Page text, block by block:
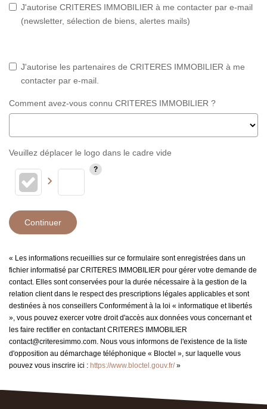
J'autorise CRITERES IMMOBILIER à me contacter par e-mail
(newsletter, sélection de biens, alertes mails)
J'autorise les partenaires de CRITERES IMMOBILIER à me
contacter par e-mail.
Comment avez-vous connu CRITERES IMMOBILIER ?
Veuillez déplacer le logo dans le cadre vide
Continuer
« Les informations recueillies sur ce formulaire sont enregistrées dans un
fichier informatisé par CRITERES IMMOBILIER pour gérer votre demande de
contact. Elles sont conservées pour la durée nécessaire à la gestion de la
relation client dans le respect des prescriptions légales applicables et sont
destinées à nos conseillers Conformément à la loi « informatique et libertés
», vous pouvez exercer votre droit d'accès aux données vous concernant et
les faire rectifier en contactant CRITERES IMMOBILIER
contact@criteresimmo.com. Nous vous informons de l'existence de la liste
d'opposition au démarchage téléphonique « Bloctel », sur laquelle vous
pouvez vous inscrire ici : https://www.bloctel.gouv.fr/»